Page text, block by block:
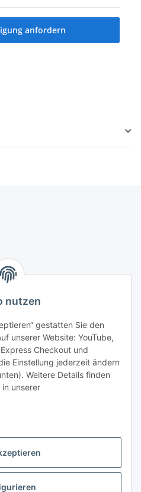
nutzen
gestatten Sie den
unserer Website: YouTube,
Checkout und
Einstellung jederzeit ändern
Weitere Details finden
in unserer
anfordern